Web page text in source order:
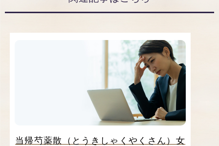
当帰芍薬散（とうきしゃくやくさん）女